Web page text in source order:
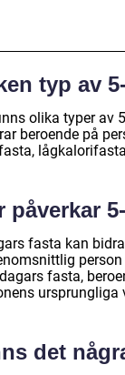
typ av
olika typer av
beroende på
påverkar
fasta kan
fasta,
ursprungliga
det